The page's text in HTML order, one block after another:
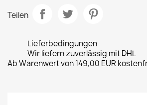
Teilen
Lieferbedingungen
Wir liefern zuverlässig mit DHL
Ab Warenwert von 149,00 EUR